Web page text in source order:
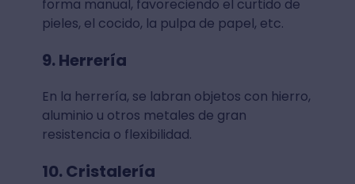
forma manual, favoreciendo el curtido de
pieles, el cocido, la pulpa de papel, etc.
9. Herrería
En la herrería, se labran objetos con hierro,
aluminio u otros metales de gran
resistencia o flexibilidad.
10. Cristalería